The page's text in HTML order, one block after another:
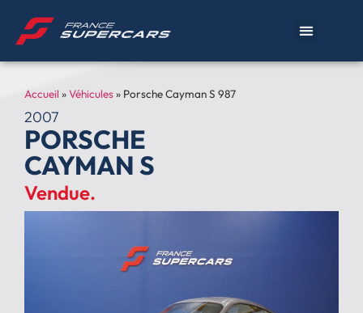
Accueil »Véhicules» Porsche Cayman S 987
2007
PORSCHE
CAYMAN S
Vendue.